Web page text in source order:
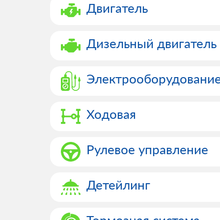
Двигатель
Дизельный двигатель
Ходовая
Рулевое управление
Детейлинг